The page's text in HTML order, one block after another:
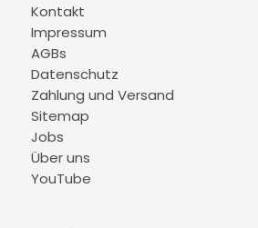
Kontakt
Impressum
AGBs
Datenschutz
Zahlung und Versand
Sitemap
Jobs
Über uns
YouTube